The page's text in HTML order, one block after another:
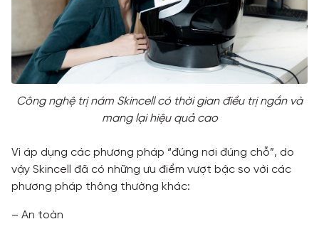
Công nghệ trị nám Skincell có thời gian điều trị ngắn và
mang lại hiệu quả cao
Vì áp dụng các phương pháp “đúng nơi đúng chỗ”, do
vậy Skincell đã có những ưu điểm vượt bậc so với các
phương pháp thông thường khác:
– An toàn